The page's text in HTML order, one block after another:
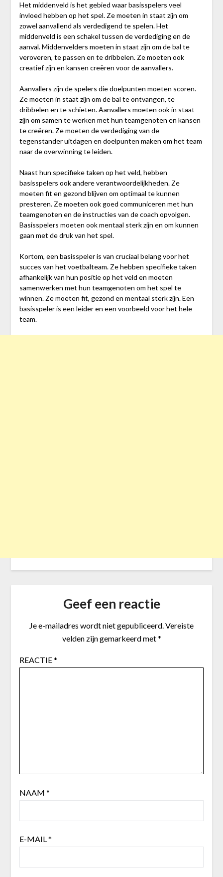
Het middenveld is het gebied waar basisspelers veel
invloed hebben op het spel. Ze moeten in staat zijn om
zowel aanvallend als verdedigend te spelen. Het
middenveld is een schakel tussen de verdediging en de
aanval. Middenvelders moeten in staat zijn om de bal te
veroveren, te passen en te dribbelen. Ze moeten ook
creatief zijn en kansen creëren voor de aanvallers.
Aanvallers zijn de spelers die doelpunten moeten scoren.
Ze moeten in staat zijn om de bal te ontvangen, te
dribbelen en te schieten. Aanvallers moeten ook in staat
zijn om samen te werken met hun teamgenoten en kansen
te creëren. Ze moeten de verdediging van de
tegenstander uitdagen en doelpunten maken om het team
naar de overwinning te leiden.
Naast hun specifieke taken op het veld, hebben
basisspelers ook andere verantwoordelijkheden. Ze
moeten fit en gezond blijven om optimaal te kunnen
presteren. Ze moeten ook goed communiceren met hun
teamgenoten en de instructies van de coach opvolgen.
Basisspelers moeten ook mentaal sterk zijn en om kunnen
gaan met de druk van het spel.
Kortom, een basisspeler is van cruciaal belang voor het
succes van het voetbalteam. Ze hebben specifieke taken
afhankelijk van hun positie op het veld en moeten
samenwerken met hun teamgenoten om het spel te
winnen. Ze moeten fit, gezond en mentaal sterk zijn. Een
basisspeler is een leider en een voorbeeld voor het hele
team.
Geef een reactie
Je e-mailadres wordt niet gepubliceerd.Vereiste
velden zijn gemarkeerd met*
REACTIE*
NAAM *
E-MAIL*